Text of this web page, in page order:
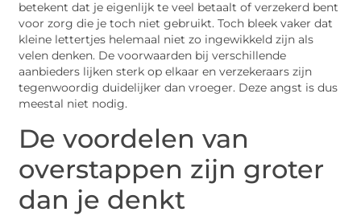
betekent dat je eigenlijk te veel betaalt of verzekerd bent
voor zorg die je toch niet gebruikt. Toch bleek vaker dat
kleine lettertjes helemaal niet zo ingewikkeld zijn als
velen denken. De voorwaarden bij verschillende
aanbieders lijken sterk op elkaar en verzekeraars zijn
tegenwoordig duidelijker dan vroeger. Deze angst is dus
meestal niet nodig.
De voordelen van
overstappen zijn groter
dan je denkt